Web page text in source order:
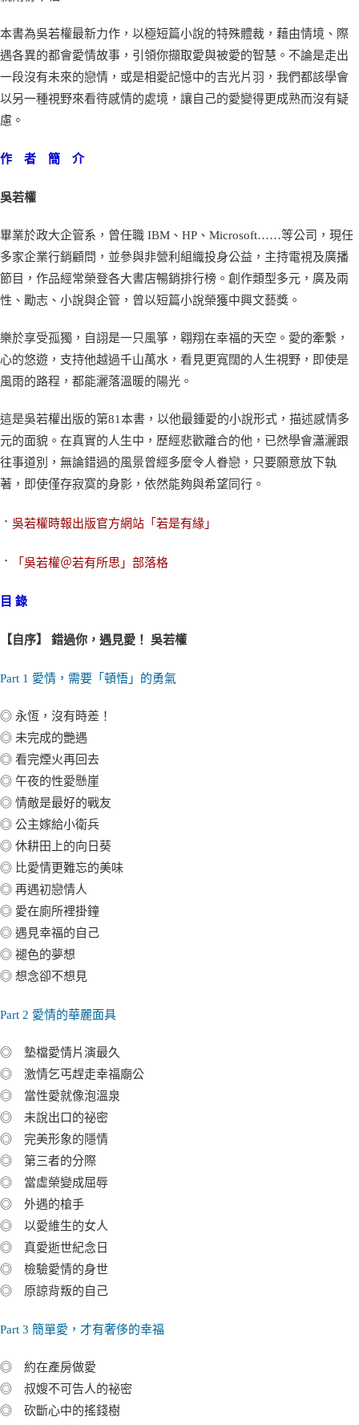
本書為吳若權最新力作，以極短篇小說的特殊體裁，藉由情境、際
遇各異的都會愛情故事，引領你擷取愛與被愛的智慧。不論是走出
一段沒有未來的戀情，或是相愛記憶中的吉光片羽，我們都該學會
以另一種視野來看待感情的處境，讓自己的愛變得更成熟而沒有疑
慮。
作 者 簡 介
吳若權
畢業於政大企管系，曾任職 IBM、HP、Microsoft……等公司，現任
多家企業行銷顧問，並參與非營利組織投身公益，主持電視及廣播
節目，作品經常榮登各大書店暢銷排行榜。創作類型多元，廣及兩
性、勵志、小說與企管，曾以短篇小說榮獲中興文藝獎。
樂於享受孤獨，自詡是一只風箏，翱翔在幸福的天空。愛的牽繫，
心的悠遊，支持他越過千山萬水，看見更寬闊的人生視野，即使是
風雨的路程，都能灑落溫暖的陽光。
這是吳若權出版的第81本書，以他最鍾愛的小說形式，描述感情多
元的面貌。在真實的人生中，歷經悲歡離合的他，已然學會瀟灑跟
往事道別，無論錯過的風景曾經多麼令人眷戀，只要願意放下執
著，即使僅存寂寞的身影，依然能夠與希望同行。
． 吳若權時報出版官方網站「若是有緣」
． 「吳若權＠若有所思」部落格
目 錄
【自序】 錯過你，遇見愛！ 吳若權
Part 1 愛情，需要「頓悟」的勇氣
◎ 永恆，沒有時差！
◎ 未完成的艷遇
◎ 看完煙火再回去
◎ 午夜的性愛懸崖
◎ 情敵是最好的戰友
◎ 公主嫁給小衛兵
◎ 休耕田上的向日葵
◎ 比愛情更難忘的美味
◎ 再遇初戀情人
◎ 愛在廁所裡掛鐘
◎ 遇見幸福的自己
◎ 褪色的夢想
◎ 想念卻不想見
Part 2 愛情的華麗面具
◎ 墊檔愛情片演最久
◎ 激情乞丐趕走幸福廟公
◎ 當性愛就像泡溫泉
◎ 未說出口的祕密
◎ 完美形象的隱情
◎ 第三者的分際
◎ 當虛榮變成屈辱
◎ 外遇的槍手
◎ 以愛維生的女人
◎ 真愛逝世紀念日
◎ 檢驗愛情的身世
◎ 原諒背叛的自己
Part 3 簡單愛，才有奢侈的幸福
◎ 約在產房做愛
◎ 叔嫂不可告人的祕密
◎ 砍斷心中的搖錢樹